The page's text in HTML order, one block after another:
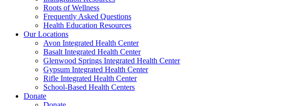
Roots of Wellness
Frequently Asked Questions
Health Education Resources
Our Locations
Avon Integrated Health Center
Basalt Integrated Health Center
Glenwood Springs Integrated Health Center
Gypsum Integrated Health Center
Rifle Integrated Health Center
School-Based Health Centers
Donate